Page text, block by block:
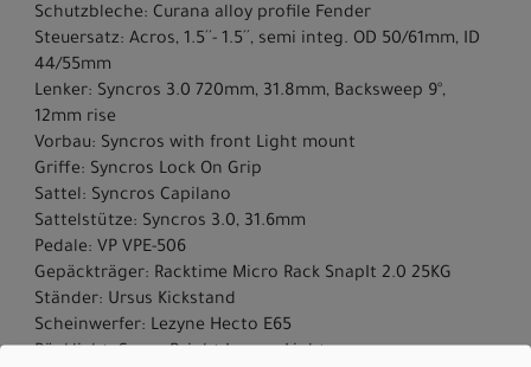
Schutzbleche: Curana alloy profile Fender
Steuersatz: Acros, 1.5´´- 1.5´´, semi integ. OD 50/61mm, ID
44/55mm
Lenker: Syncros 3.0 720mm, 31.8mm, Backsweep 9°,
12mm rise
Vorbau: Syncros with front Light mount
Griffe: Syncros Lock On Grip
Sattel: Syncros Capilano
Sattelstütze: Syncros 3.0, 31.6mm
Pedale: VP VPE-506
Gepäckträger: Racktime Micro Rack SnapIt 2.0 25KG
Ständer: Ursus Kickstand
Scheinwerfer: Lezyne Hecto E65